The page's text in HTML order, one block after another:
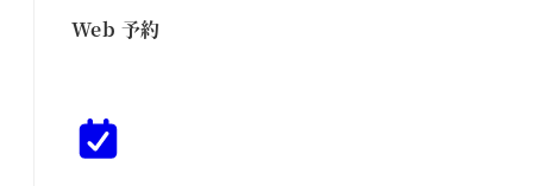
Web 予約